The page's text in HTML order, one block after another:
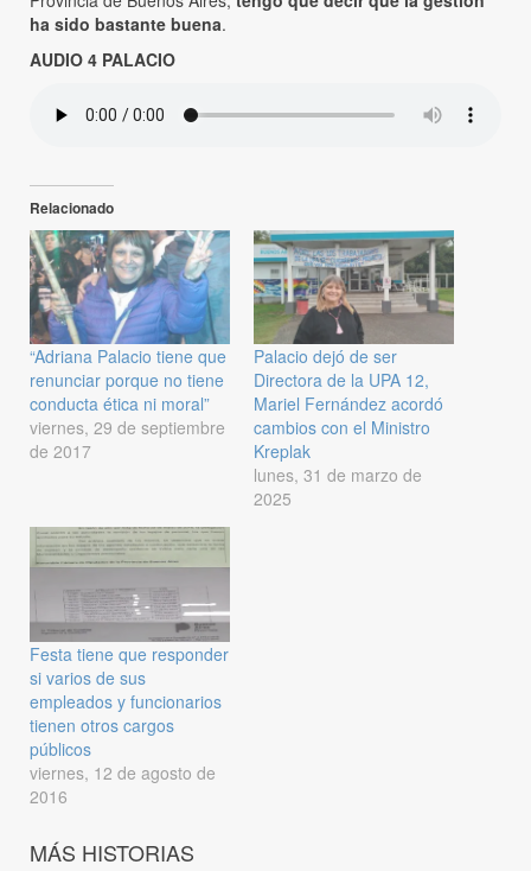
ha sido bastante buena.
AUDIO 4 PALACIO
Relacionado
“Adriana Palacio tiene que
renunciar porque no tiene
conducta ética ni moral”
viernes, 29 de septiembre
de 2017
Palacio dejó de ser
Directora de la UPA 12,
Mariel Fernández acordó
cambios con el Ministro
Kreplak
lunes, 31 de marzo de
2025
Festa tiene que responder
si varios de sus
empleados y funcionarios
tienen otros cargos
públicos
viernes, 12 de agosto de
2016
MÁS HISTORIAS